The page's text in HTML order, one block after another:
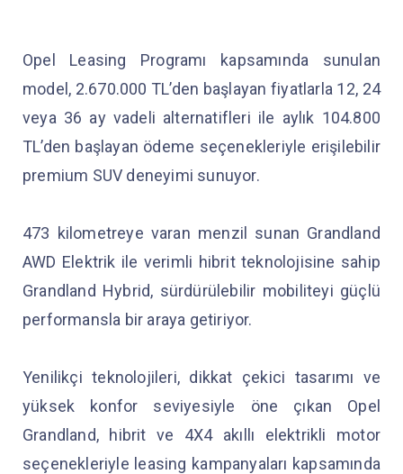
Opel Leasing Programı kapsamında sunulan
model, 2.670.000 TL’den başlayan fiyatlarla 12, 24
veya 36 ay vadeli alternatifleri ile aylık 104.800
TL’den başlayan ödeme seçenekleriyle erişilebilir
premium SUV deneyimi sunuyor.
473 kilometreye varan menzil sunan Grandland
AWD Elektrik ile verimli hibrit teknolojisine sahip
Grandland Hybrid, sürdürülebilir mobiliteyi güçlü
performansla bir araya getiriyor.
Yenilikçi teknolojileri, dikkat çekici tasarımı ve
yüksek konfor seviyesiyle öne çıkan Opel
Grandland, hibrit ve 4X4 akıllı elektrikli motor
seçenekleriyle leasing kampanyaları kapsamında